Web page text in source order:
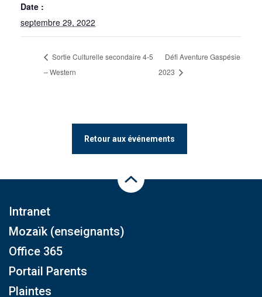
Date :
septembre 29, 2022
Sortie Culturelle secondaire 4-5
– Western
Défi Aventure Gaspésie
2023
Retour aux événements
Intranet
Mozaïk (enseignants)
Office 365
Portail Parents
Plaintes